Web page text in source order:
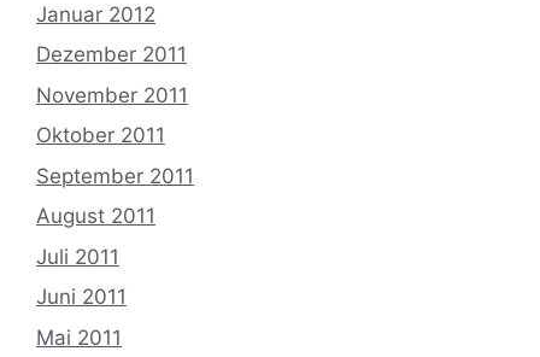
Januar 2012
Dezember 2011
November 2011
Oktober 2011
September 2011
August 2011
Juli 2011
Juni 2011
Mai 2011